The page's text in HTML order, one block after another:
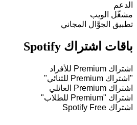
الدعم
مشغّل الويب
تطبيق الجوَّال المجاني
باقات اشتراك Spotify
اشتراك Premium للأفراد
"اشتراك Premium للثنائي"
اشتراك Premium العائلي
اشتراك "Premium للطلاب"
اشتراك Spotify Free